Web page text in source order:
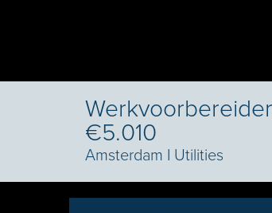
€5.010
Amsterdam I Utilities